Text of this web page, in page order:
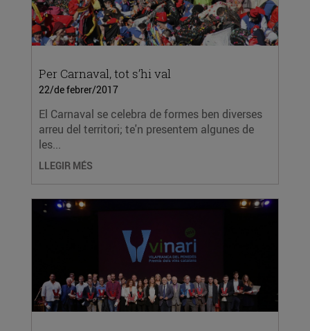
Per Carnaval, tot s’hi val
22/de febrer/2017
El Carnaval se celebra de formes ben diverses
arreu del territori; te'n presentem algunes de
les...
LLEGIR MÉS